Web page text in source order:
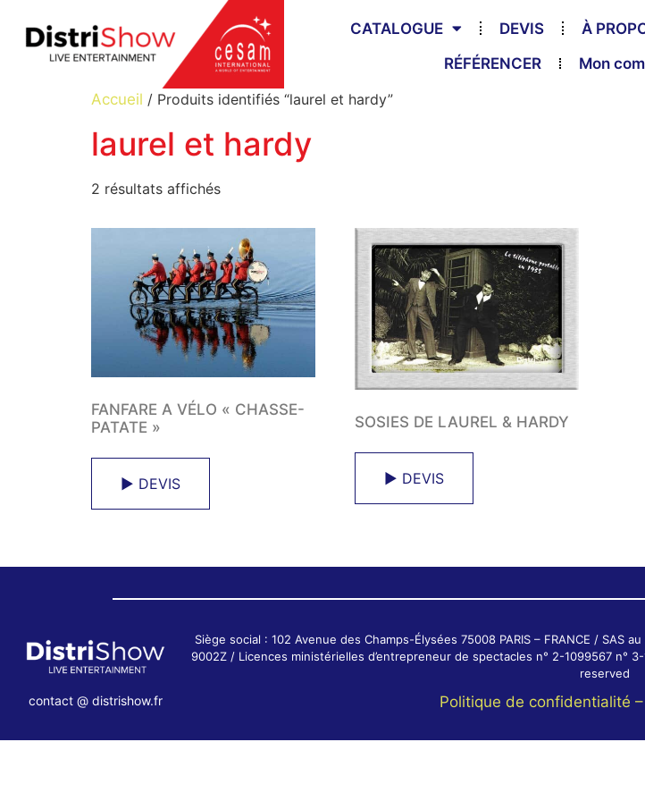
CATALOGUE DEVIS À
RÉFÉRENCER
Mon
Accueil / Produits identifiés “laurel et hardy”
laurel et hardy
2 résultats affichés
FANFARE A VÉLO « CHASSE-
PATATE »
► DEVIS
SOSIES DE LAUREL & HARDY
► DEVIS
contact @ distrishow.fr
Siège social : 102 Avenue des Champs-Élysées 75008 PARIS – FRANCE / SAS
9002Z / Licences ministérielles d’entrepreneur de spectacles n° 2-1099567 n°
reserved
Politique de confidentialité –